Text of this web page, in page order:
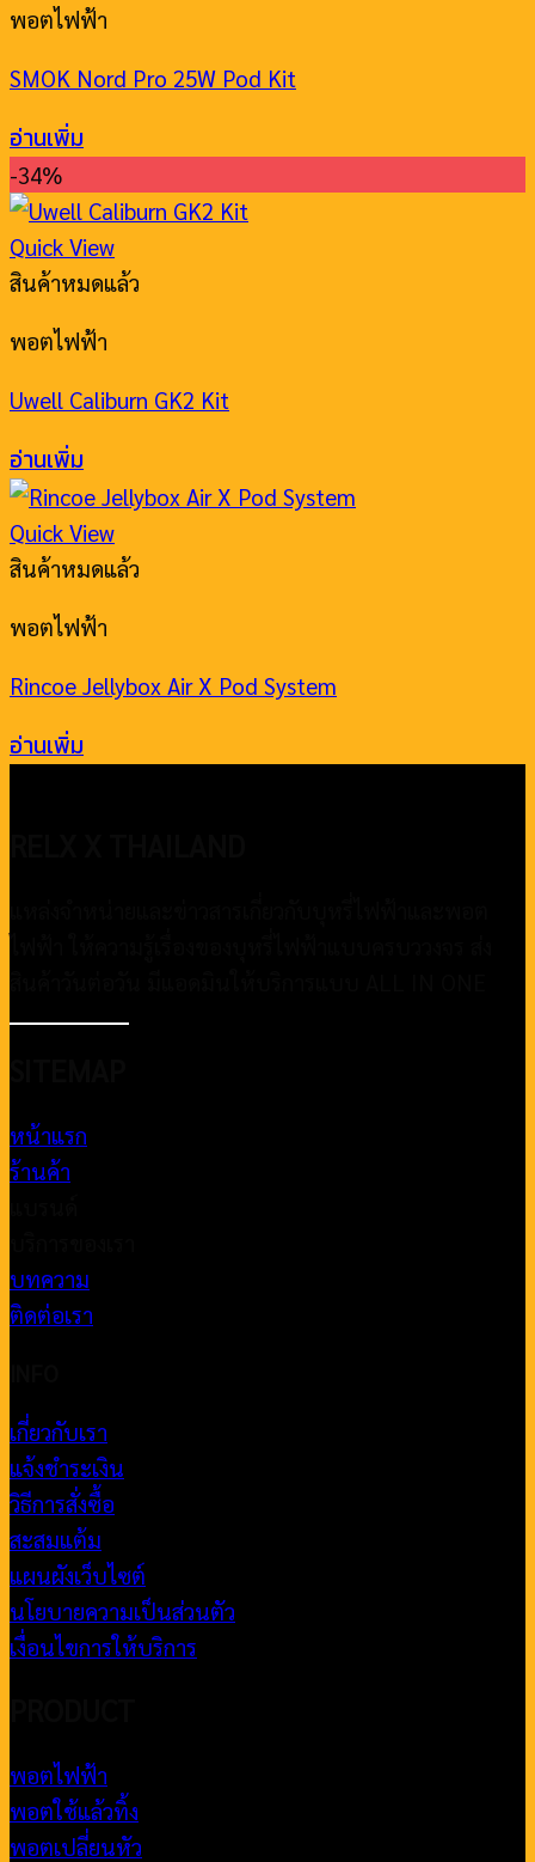
พอตไฟฟ้า
SMOK Nord Pro 25W Pod Kit
อ่านเพิ่ม
-34%
Quick View
สินค้าหมดแล้ว
พอตไฟฟ้า
Uwell Caliburn GK2 Kit
อ่านเพิ่ม
Quick View
สินค้าหมดแล้ว
พอตไฟฟ้า
Rincoe Jellybox Air X Pod System
อ่านเพิ่ม
หน้าแรก
ร้านค้า
บทความ
ติดต่อเรา
เกี่ยวกับเรา
แจ้งชำระเงิน
วิธีการสั่งซื้อ
สะสมแต้ม
แผนผังเว็บไซต์
นโยบายความเป็นส่วนตัว
เงื่อนไขการให้บริการ
พอตไฟฟ้า
พอตใช้แล้วทิ้ง
พอตเปลี่ยนหัว